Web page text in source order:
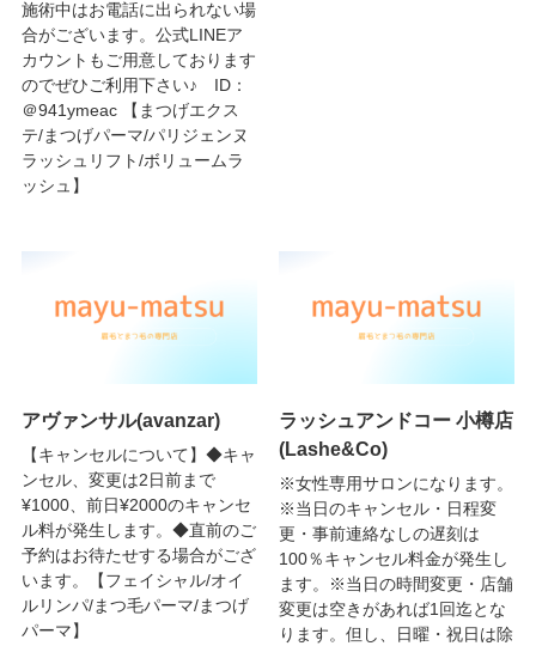
施術中はお電話に出られない場
合がございます。公式LINEア
カウントもご用意しております
のでぜひご利用下さい♪ ID：
＠941ymeac 【まつげエクス
テ/まつげパーマ/パリジェンヌ
ラッシュリフト/ボリュームラ
ッシュ】
アヴァンサル(avanzar)
【キャンセルについて】◆キャ
ンセル、変更は2日前まで
¥1000、前日¥2000のキャンセ
ル料が発生します。◆直前のご
予約はお待たせする場合がござ
います。【フェイシャル/オイ
ルリンパ/まつ毛パーマ/まつげ
パーマ】
ラッシュアンドコー 小樽店
(Lashe&Co)
※女性専用サロンになります。
※当日のキャンセル・日程変
更・事前連絡なしの遅刻は
100％キャンセル料金が発生し
ます。※当日の時間変更・店舗
変更は空きがあれば1回迄とな
ります。但し、日曜・祝日は除